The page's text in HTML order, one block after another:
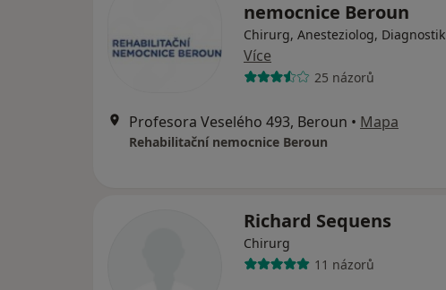
nemocnice Beroun
Chirurg, Anesteziolog, Diagnostik
Více
25 názorů
Profesora Veselého 493, Beroun • Mapa
Rehabilitační nemocnice Beroun
Richard Sequens
Chirurg
11 názorů